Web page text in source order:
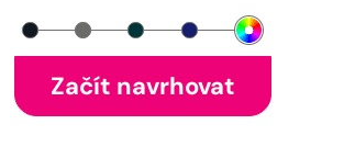
Začít navrhovat